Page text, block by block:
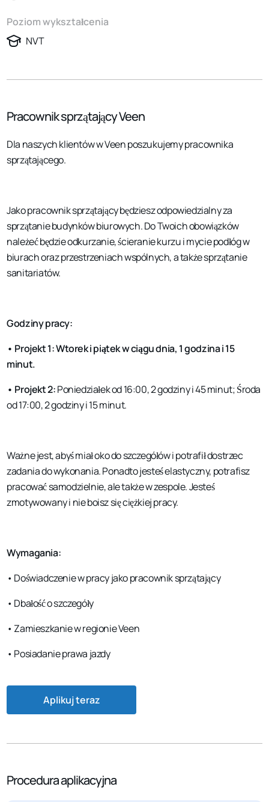
Poziom wykształcenia
NVT
Pracownik sprzątający Veen
Dla naszych klientów w Veen poszukujemy pracownika
sprzątającego.
Jako pracownik sprzątający będziesz odpowiedzialny za
sprzątanie budynków biurowych. Do Twoich obowiązków
należeć będzie odkurzanie, ścieranie kurzu i mycie podłóg w
biurach oraz przestrzeniach wspólnych, a także sprzątanie
sanitariatów.
Godziny pracy:
• Projekt 1:Wtorek i piątek w ciągu dnia, 1 godzina i 15
minut.
• Projekt 2:Poniedziałek od 16:00, 2 godziny i 45 minut; Środa
od 17:00, 2 godziny i 15 minut.
Ważne jest, abyś miał oko do szczegółów i potrafił dostrzec
zadania do wykonania. Ponadto jesteś elastyczny, potrafisz
pracować samodzielnie, ale także w zespole. Jesteś
zmotywowany i nie boisz się ciężkiej pracy.
Wymagania:
• Doświadczenie w pracy jako pracownik sprzątający
• Dbałość o szczegóły
• Zamieszkanie w regionie Veen
• Posiadanie prawa jazdy
Aplikuj teraz
Procedura aplikacyjna